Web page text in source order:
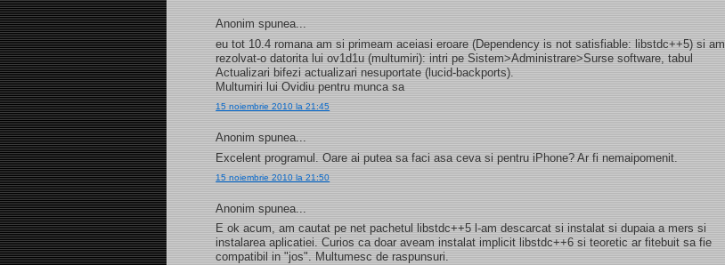
Anonim spunea...
eu tot 10.4 romana am si primeam aceiasi eroare (Dependency is not satisfiable: libstdc++5) si am
rezolvat-o datorita lui ov1d1u (multumiri): intri pe Sistem>Administrare>Surse software, tabul
Actualizari bifezi actualizari nesuportate (lucid-backports).
Multumiri lui Ovidiu pentru munca sa
15 noiembrie 2010 la 21:45
Anonim spunea...
Excelent programul. Oare ai putea sa faci asa ceva si pentru iPhone? Ar fi nemaipomenit.
15 noiembrie 2010 la 21:50
Anonim spunea...
E ok acum, am cautat pe net pachetul libstdc++5 l-am descarcat si instalat si dupaia a mers si
instalarea aplicatiei. Curios ca doar aveam instalat implicit libstdc++6 si teoretic ar fitebuit sa fie
compatibil in "jos". Multumesc de raspunsuri.